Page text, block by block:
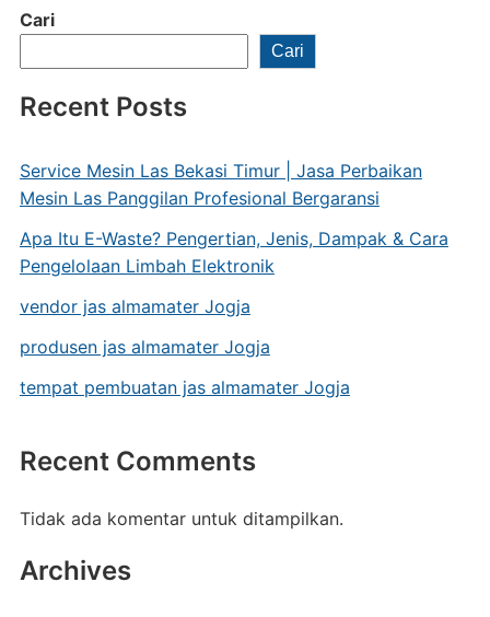
Cari
Cari
Recent Posts
Service Mesin Las Bekasi Timur | Jasa Perbaikan
Mesin Las Panggilan Profesional Bergaransi
Apa Itu E-Waste? Pengertian, Jenis, Dampak & Cara
Pengelolaan Limbah Elektronik
vendor jas almamater Jogja
produsen jas almamater Jogja
tempat pembuatan jas almamater Jogja
Recent Comments
Tidak ada komentar untuk ditampilkan.
Archives